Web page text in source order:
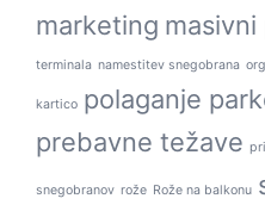
marketing
terminala namestitev snegobrana
kartico polaganje
prebavne težave
snegobranov rože Rože na balkonu